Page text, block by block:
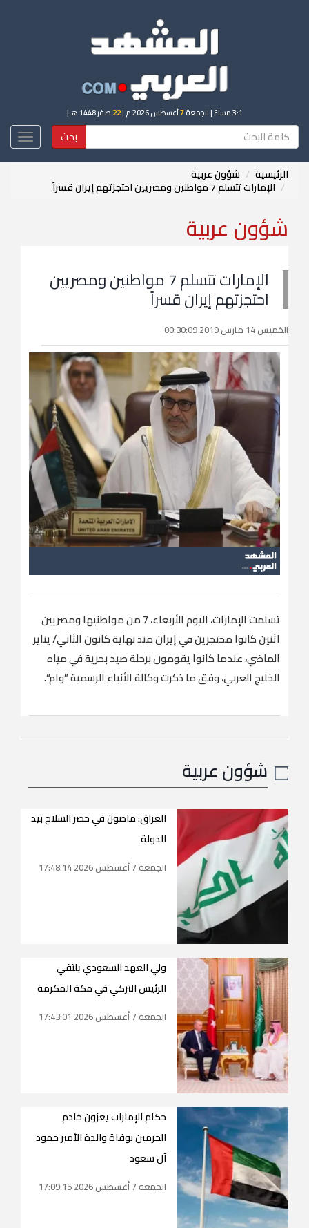
3:1 مساءً | الجمعة7أغسطس 2026 م | 22 صفر 1448 هـ |
بحث
الرئيسية شؤون عربية
الإمارات تتسلم 7 مواطنين ومصريين احتجزتهم إيران قسراً
شؤون عربية
الإمارات تتسلم 7 مواطنين ومصريين
احتجزتهم إيران قسراً
الخميس 14 مارس 2019 00:30:09
تسلمت الإمارات، اليوم الأربعاء، 7 من مواطنيها ومصريين
اثنين كانوا محتجزين في إيران منذ نهاية كانون الثاني/ يناير
الماضي، عندما كانوا يقومون برحلة صيد بحرية في مياه
الخليج العربي، وفق ما ذكرت وكالة الأنباء الرسمية ”وام“.
شؤون عربية
العراق: ماضون في حصر السلاح بيد
الدولة
الجمعة 7 أغسطس 2026 17:48:14
ولي العهد السعودي يلتقي
الرئيس التركي في مكة المكرمة
الجمعة 7 أغسطس 2026 17:43:01
حكام الإمارات يعزون خادم
الحرمين بوفاة والدة الأمير حمود
آل سعود
الجمعة 7 أغسطس 2026 17:09:15